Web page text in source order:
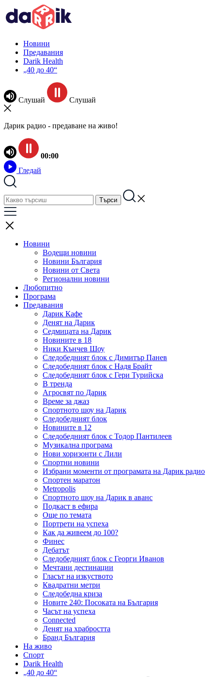
Новини
Предавания
Darik Health
„40 до 40“
Слушай Слушай
Дарик радио - предаване на живо!
00:00
Гледай
Новини
Водещи новини
Новини България
Новини от Света
Регионални новини
Любопитно
Програма
Предавания
Дарик Кафе
Денят на Дарик
Седмицата на Дарик
Новините в 18
Ники Кънчев Шоу
Следобедният блок с Димитър Панев
Следобедният блок с Надя Брайт
Следобедният блок с Гери Турийска
В тренда
Агросвят по Дарик
Време за джаз
Спортното шоу на Дарик
Следобедният блок
Новините в 12
Следобедният блок с Тодор Пантилеев
Музикална програма
Нови хоризонти с Лили
Спортни новини
Избрани моменти от програмата на Дарик радио
Спортен маратон
Metropolis
Спортното шоу на Дарик в аванс
Подкаст в ефира
Още по темата
Портрети на успеха
Как да живеем до 100?
Финес
Дебатът
Следобедният блок с Георги Иванов
Мечтани дестинации
Гласът на изкуството
Квадратни метри
Следобедна криза
Новите 240: Посоката на България
Часът на успеха
Connected
Денят на храбростта
Бранд България
На живо
Спорт
Darik Health
„40 до 40“